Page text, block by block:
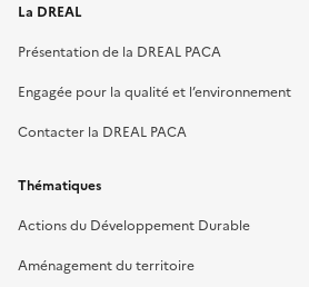
La DREAL
Présentation de la DREAL PACA
Engagée pour la qualité et l’environnement
Contacter la DREAL PACA
Thématiques
Actions du Développement Durable
Aménagement du territoire